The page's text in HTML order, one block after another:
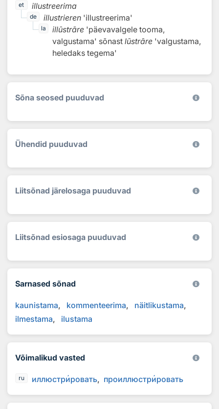
et illustreerima
de illustrieren 'illustreerima'
la illūstrāre 'päevavalgele tooma,
valgustama' sõnastlūstrāre 'valgustama,
heledaks tegema'
Sõna seosed puuduvad
Ühendid puuduvad
Liitsõnad järelosaga puuduvad
Liitsõnad esiosaga puuduvad
Sarnased sõnad
kaunistama kommenteerima
näitlikustama
ilmestama
ilustama
Võimalikud vasted
ru иллюстрировать проиллюстрировать